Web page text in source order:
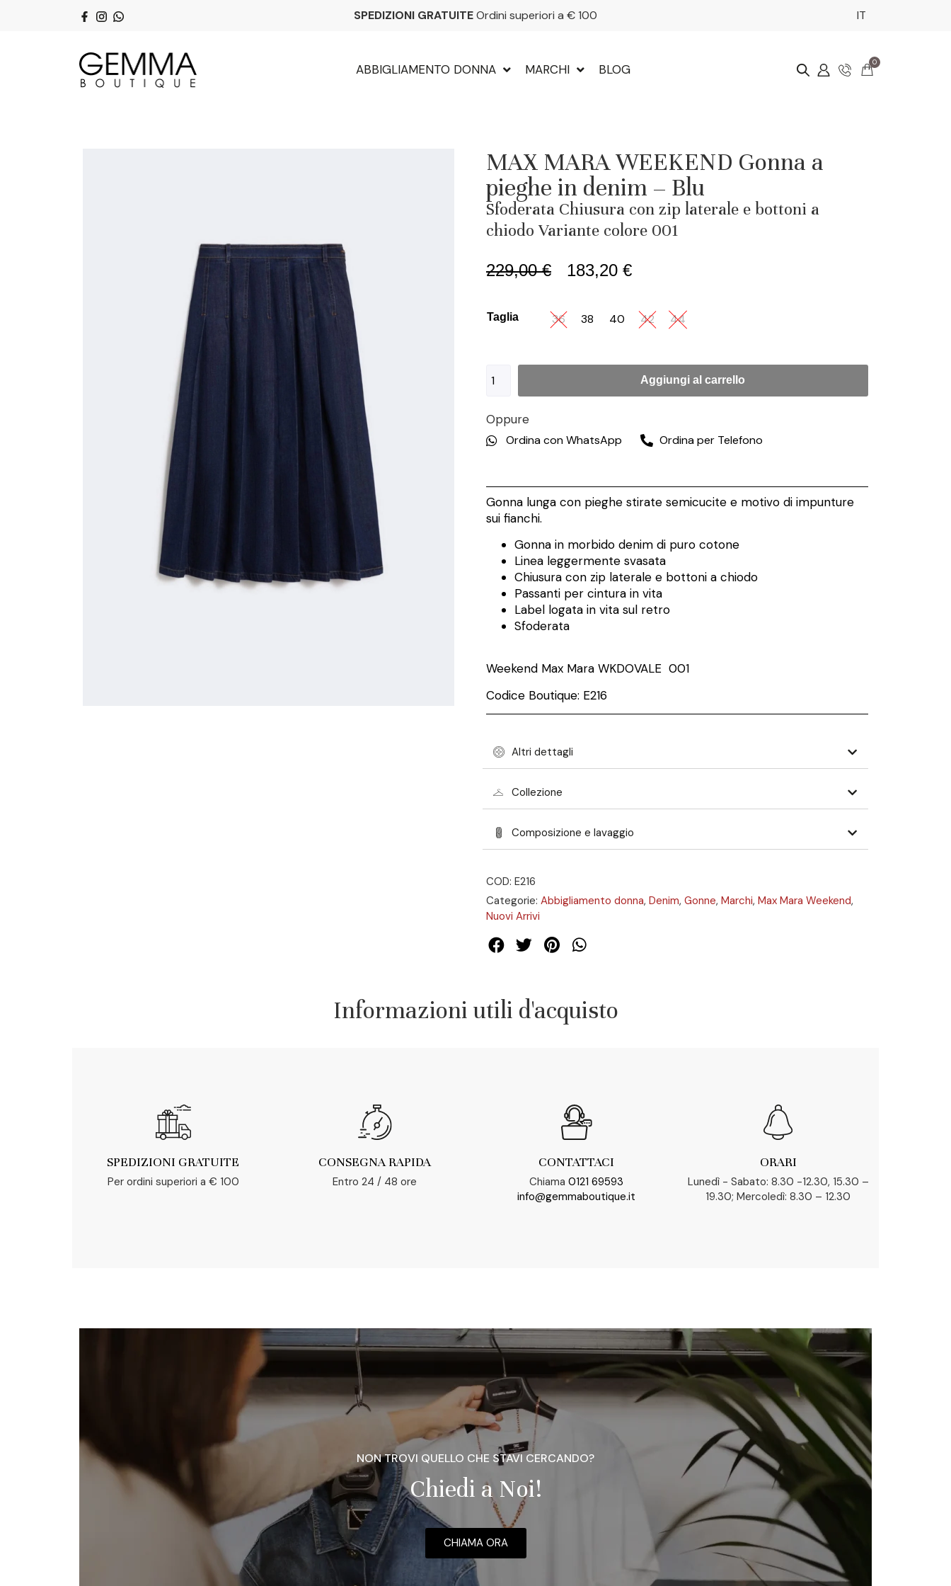
SPEDIZIONI GRATUITEOrdini superiori a € 100 IT
ABBIGLIAMENTO DONNA MARCHI BLOG 0
MAX MARA WEEKEND Gonna a
pieghe in denim – Blu
Sfoderata Chiusura con zip laterale e bottoni a
chiodo Variante colore 001
229,00€ 183,20 €
Taglia 36 38 40 42 44
Aggiungi al carrello
Oppure
Ordina con WhatsApp Ordina per Telefono
Gonna lunga con pieghe stirate semicucite e motivo di impunture
sui fianchi.
Gonna in morbido denim di puro cotone
Linea leggermente svasata
Chiusura con zip laterale e bottoni a chiodo
Passanti per cintura in vita
Label logata in vita sul retro
Sfoderata
Weekend Max Mara WKDOVALE 001
Codice Boutique: E216
Altri dettagli
Collezione
Composizione e lavaggio
COD: E216
Categorie: Abbigliamento donna, Denim, Gonne, Marchi, Max Mara Weekend,
Nuovi Arrivi
Informazioni utili d'acquisto
SPEDIZIONI GRATUITE
Per ordini superiori a € 100
CONSEGNA RAPIDA
Entro 24 / 48 ore
CONTATTACI
Chiama 0121 69593
info@gemmaboutique.it
ORARI
Lunedì - Sabato: 8.30 -12.30, 15.30 –
19.30; Mercoledì: 8.30 – 12.30
NON TROVI QUELLO CHE STAVI CERCANDO?
Chiedi a Noi!
CHIAMA ORA